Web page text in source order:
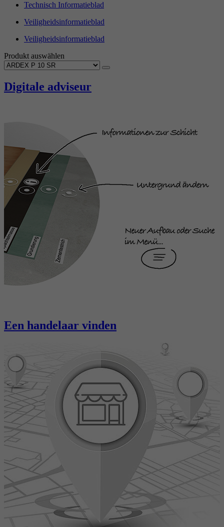
Technisch Informatieblad
Veiligheidsinformatieblad
Veiligheidsinformatieblad
Produkt auswählen
Digitale adviseur
Een handelaar vinden